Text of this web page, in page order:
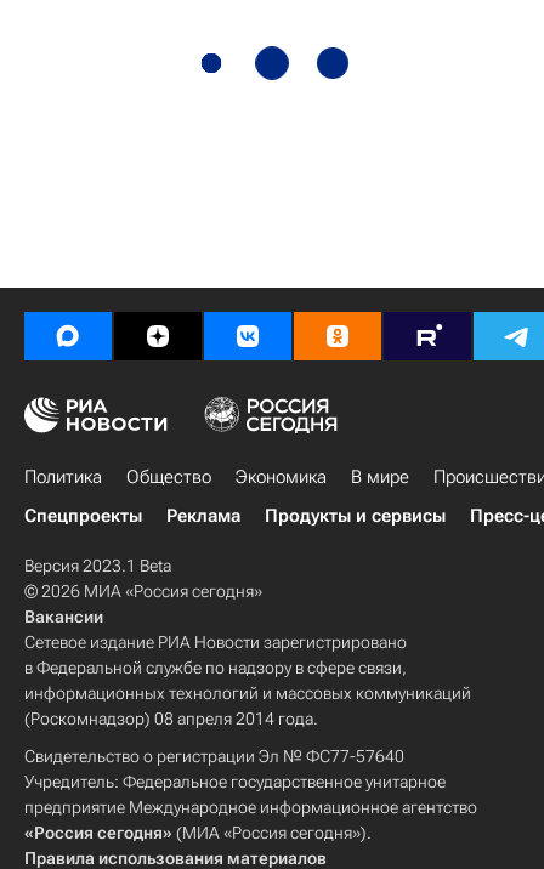
Политика Общество Экономика В мире
Спецпроекты
Реклама Продукты и сервисы Пресс-
Версия 2023.1 Beta
© 2026 МИА «Россия сегодня»
Вакансии
Сетевое издание РИА Новости зарегистрировано
в Федеральной службе по надзору в сфере связи,
информационных технологий и массовых коммуникаций
(Роскомнадзор) 08 апреля 2014 года.
Свидетельство о регистрации Эл № ФС77-57640
Учредитель: Федеральное государственное унитарное
предприятие Международное информационное агентство
«Россия сегодня» (МИА «Россия сегодня»).
Правила использования материалов